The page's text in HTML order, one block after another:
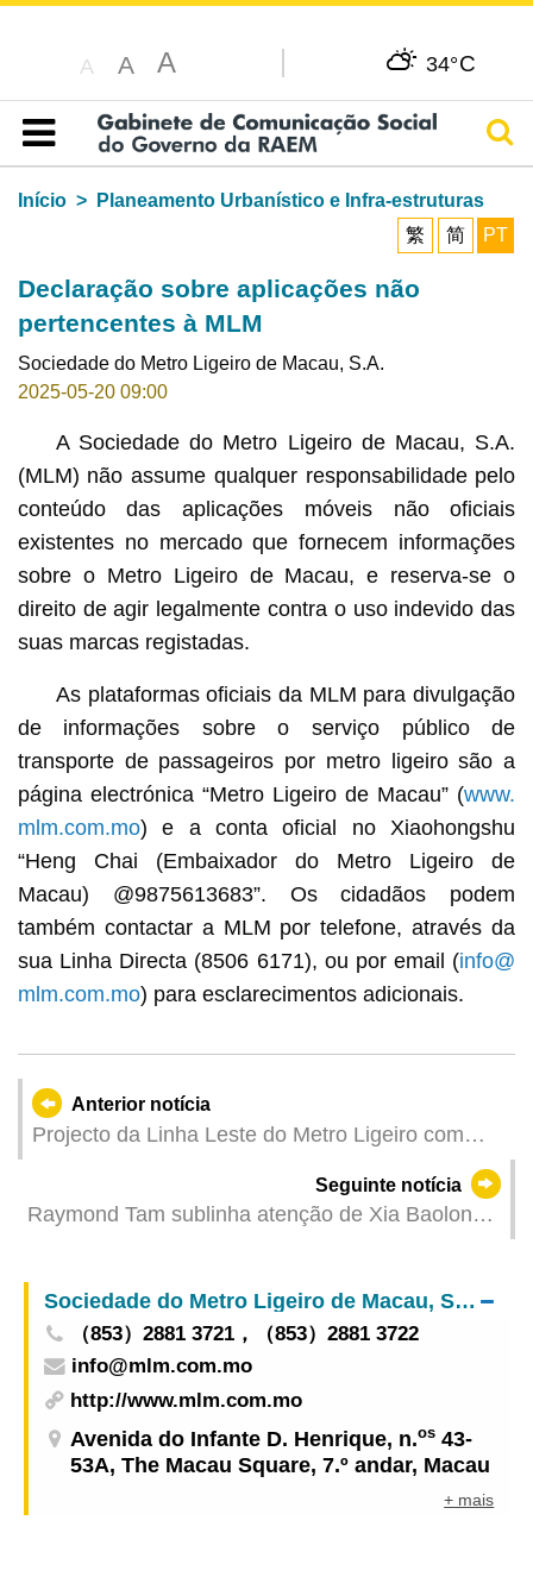
A A A 34°C
Índice
Início
Planeamento Urbanístico e Infra-estruturas
繁
简 PT
Declaração sobre aplicações não
pertencentes à MLM
Sociedade do Metro Ligeiro de Macau, S.A.
2025-05-20 09:00
A Sociedade do Metro Ligeiro de Macau, S.A.
(MLM) não assume qualquer responsabilidade pelo
conteúdo das aplicações móveis não oficiais
existentes no mercado que fornecem informações
sobre o Metro Ligeiro de Macau, e reserva-se o
direito de agir legalmente contra o uso indevido das
suas marcas registadas.
As plataformas oficiais da MLM para divulgação
de informações sobre o serviço público de
transporte de passageiros por metro ligeiro são a
página electrónica “Metro Ligeiro de Macau” (www.
mlm.com.mo) e a conta oficial no Xiaohongshu
“Heng Chai (Embaixador do Metro Ligeiro de
Macau) @9875613683”. Os cidadãos podem
também contactar a MLM por telefone, através da
sua Linha Directa (8506 6171), ou por email (info@
mlm.com.mo) para esclarecimentos adicionais.
Anterior notícia
Projecto da Linha Leste do Metro Ligeiro com
Seguinte notícia
Raymond Tam sublinha atenção de Xia Baolong
da população
Sociedade do Metro Ligeiro de Macau, S.A.
（853）2881 3721，（853）2881 3722
info@mlm.com.mo
http://www.mlm.com.mo
Avenida do Infante D. Henrique, n.os 43-
53A, The Macau Square, 7.º andar, Macau
+ mais